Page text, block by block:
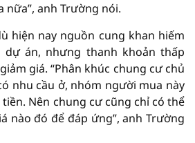
nữa”, anh Trường nói.
hiện nay nguồn cung khan hiếm
án, nhưng thanh khoản thấp
giá. “Phân khúc chung cư chủ
nhu cầu ở, nhóm người mua này
Nên chung cư cũng chỉ có thể
nào đó để đáp ứng”, anh Trường